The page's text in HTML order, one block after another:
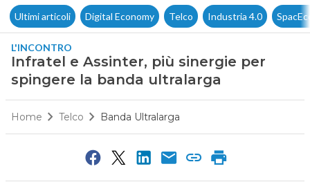
Ultimi articoli Digital Economy Telco Industria 4.0
L'INCONTRO
Infratel e Assinter, più sinergie per
spingere la banda ultralarga
Home Telco Banda Ultralarga